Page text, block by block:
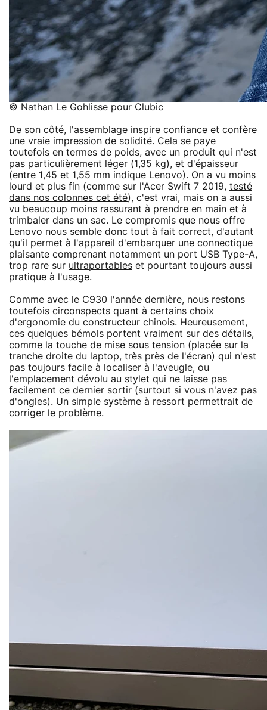
© Nathan Le Gohlisse pour Clubic
De son côté, l'assemblage inspire confiance et confère
une vraie impression de solidité. Cela se paye
toutefois en termes de poids, avec un produit qui n'est
pas particulièrement léger (1,35 kg), et d'épaisseur
(entre 1,45 et 1,55 mm indique Lenovo). On a vu moins
lourd et plus fin (comme sur l'Acer Swift 7 2019, testé
dans nos colonnes cet été), c'est vrai, mais on a aussi
vu beaucoup moins rassurant à prendre en main et à
trimbaler dans un sac. Le compromis que nous offre
Lenovo nous semble donc tout à fait correct, d'autant
qu'il permet à l'appareil d'embarquer une connectique
plaisante comprenant notamment un port USB Type-A,
trop rare sur ultraportables et pourtant toujours aussi
pratique à l'usage.
Comme avec le C930 l'année dernière, nous restons
toutefois circonspects quant à certains choix
d'ergonomie du constructeur chinois. Heureusement,
ces quelques bémols portent vraiment sur des détails,
comme la touche de mise sous tension (placée sur la
tranche droite du laptop, très près de l'écran) qui n'est
pas toujours facile à localiser à l'aveugle, ou
l'emplacement dévolu au stylet qui ne laisse pas
facilement ce dernier sortir (surtout si vous n'avez pas
d'ongles). Un simple système à ressort permettrait de
corriger le problème.